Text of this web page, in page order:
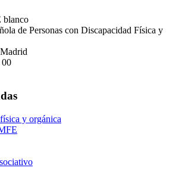
de Personas con Discapacidad Física y
00
y orgánica